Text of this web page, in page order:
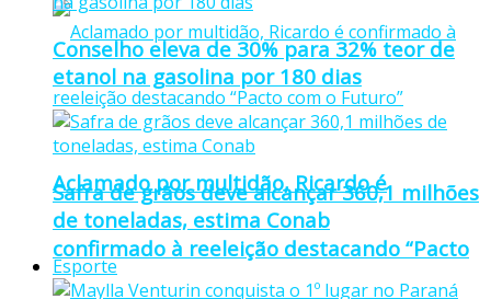
Aclamado por multidão, Ricardo é
confirmado à reeleição destacando “Pacto
Conselho eleva de 30% para 32% teor de
etanol na gasolina por 180 dias
Safra de grãos deve alcançar 360,1 milhões
de toneladas, estima Conab
Esporte